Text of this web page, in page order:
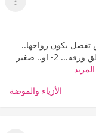
عرض
يكون زواجها..
(مع ذكر السبب) 1- كبير بفندق او قاعه كبيره وطق وزفه... 2- او.. صغير
المزيد
الأزياء والموضة